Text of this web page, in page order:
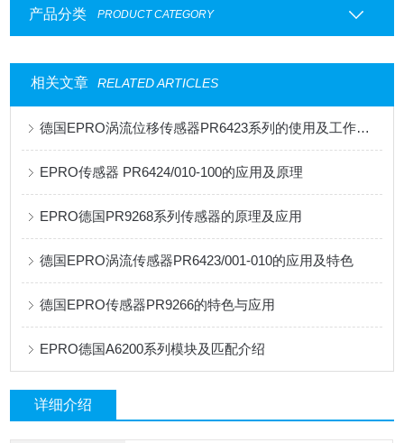
产品分类 PRODUCT CATEGORY
相关文章 RELATED ARTICLES
德国EPRO涡流位移传感器PR6423系列的使用及工作原理
EPRO传感器 PR6424/010-100的应用及原理
EPRO德国PR9268系列传感器的原理及应用
德国EPRO涡流传感器PR6423/001-010的应用及特色
德国EPRO传感器PR9266的特色与应用
EPRO德国A6200系列模块及匹配介绍
详细介绍